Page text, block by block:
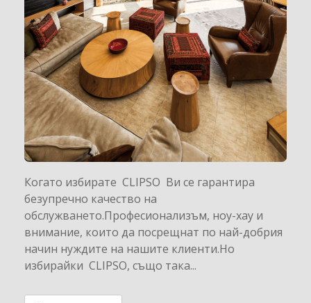
Когато избирате CLIPSO Ви се гарантира
безупречно качество на
обслужването.Професионализъм, ноу-хау и
внимание, които да посрещнат по най-добрия
начин нуждите на нашите клиенти.Но
избирайки CLIPSO, също така...